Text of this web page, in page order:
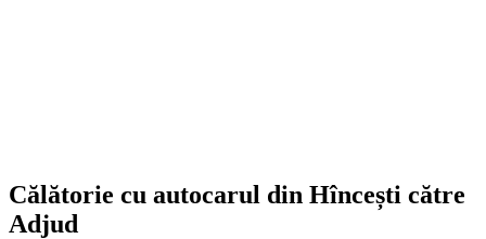
Călătorie cu autocarul din Hîncești către
Adjud